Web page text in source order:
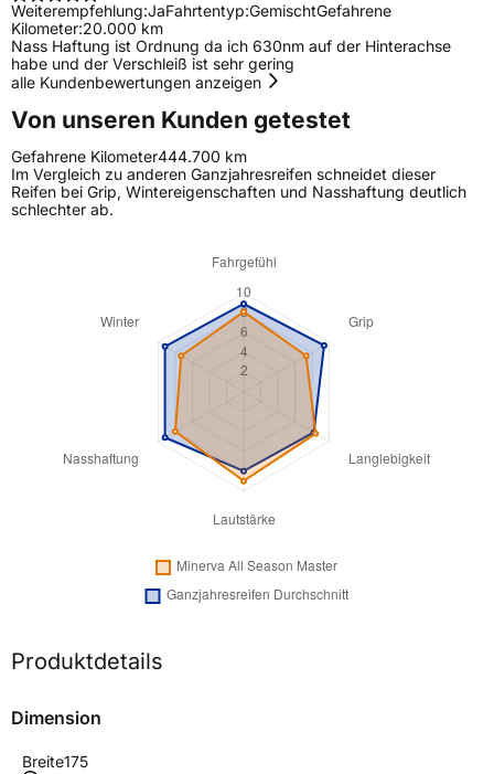
Weiterempfehlung:JaFahrtentyp:GemischtGefahrene
Kilometer:20.000 km
Nass Haftung ist Ordnung da ich 630nm auf der Hinterachse
habe und der Verschleiß ist sehr gering
alle Kundenbewertungen anzeigen
Von unseren Kunden getestet
Gefahrene Kilometer444.700 km
Im Vergleich zu anderen Ganzjahresreifen schneidet dieser
Reifen bei Grip, Wintereigenschaften und Nasshaftung deutlich
schlechter ab.
Produktdetails
Dimension
Breite175